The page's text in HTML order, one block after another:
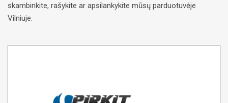
skambinkite, rašykite ar apsilankykite mūsų parduotuvėje
Vilniuje.